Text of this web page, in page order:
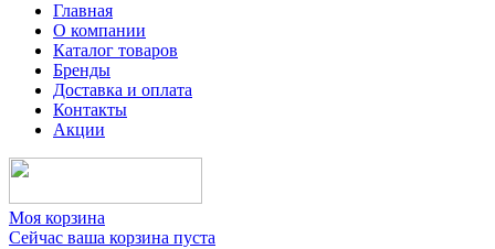
Главная
О компании
Каталог товаров
Бренды
Доставка и оплата
Контакты
Акции
Моя корзина
Сейчас ваша корзина пуста